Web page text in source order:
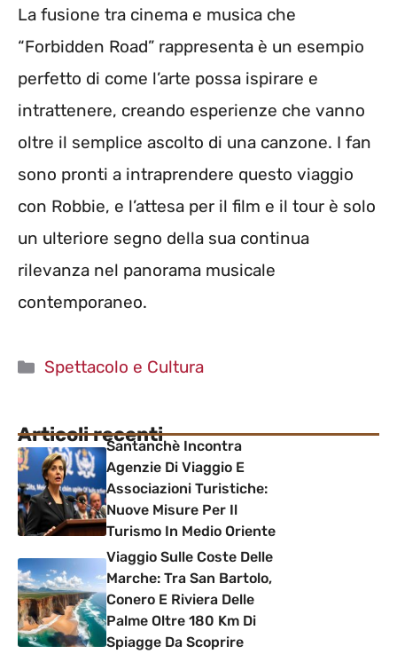
La fusione tra cinema e musica che
“Forbidden Road” rappresenta è un esempio
perfetto di come l’arte possa ispirare e
intrattenere, creando esperienze che vanno
oltre il semplice ascolto di una canzone. I fan
sono pronti a intraprendere questo viaggio
con Robbie, e l’attesa per il film e il tour è solo
un ulteriore segno della sua continua
rilevanza nel panorama musicale
contemporaneo.
Categorie
Spettacolo e Cultura
Articoli recentiSantanchè Incontra
Agenzie Di Viaggio E
Associazioni Turistiche:
Nuove Misure Per Il
Turismo In Medio Oriente
Viaggio Sulle Coste Delle
Marche: Tra San Bartolo,
Conero E Riviera Delle
Palme Oltre 180 Km Di
Spiagge Da Scoprire